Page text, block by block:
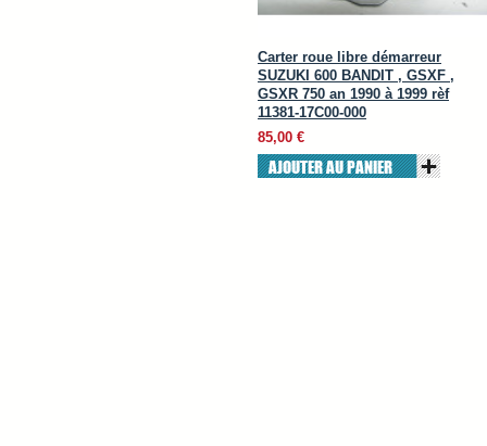
Carter roue libre démarreur
SUZUKI 600 BANDIT , GSXF ,
GSXR 750 an 1990 à 1999 rèf
11381-17C00-000
85,00 €
AJOUTER AU PANIER